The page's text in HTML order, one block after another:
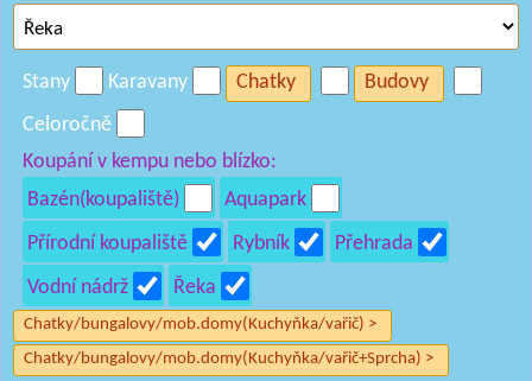
Stany Karavany Chatky
Budovy
Celoročně
Koupání v kempu nebo blízko:
Bazén(koupaliště)
Aquapark
Přírodní koupaliště
Rybník
Přehrada
Vodní nádrž
Řeka
Chatky/bungalovy/mob.domy(Kuchyňka/vařič) >
Chatky/bungalovy/mob.domy(Kuchyňka/vařič+Sprcha) >